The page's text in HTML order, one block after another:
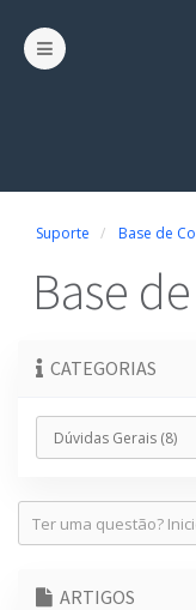
Suporte Base de
Base
CATEGORIAS
ARTIGOS